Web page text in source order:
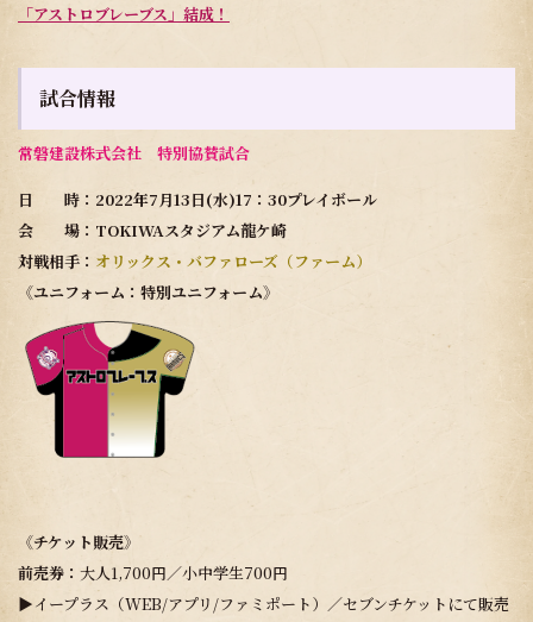
「アストロブレーブス」結成！
試合情報
常磐建設株式会社 特別協賛試合
日 時：2022年7月13日(水)17：30プレイボール
会 場：TOKIWAスタジアム龍ケ崎
対戦相手： オリックス・バファローズ（ファーム）
《ユニフォーム：特別ユニフォーム》
《チケット販売》
前売券： 大人1,700円／小中学生700円
▶イープラス（WEB/アプリ/ファミポート）／セブンチケットにて販売